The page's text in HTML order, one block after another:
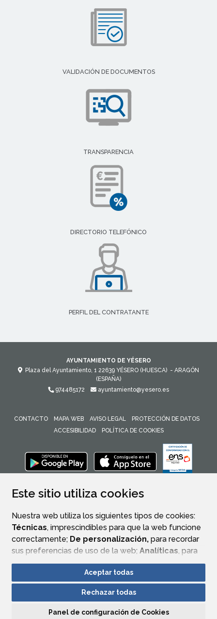
Este sitio utiliza cookies
Nuestra web utiliza los siguientes tipos de cookies:
Técnicas, imprescindibles para que la web funcione
correctamente; De personalización, para recordar
sus preferencias de uso de la web; Analíticas, para
mejorar el funcionamiento de la web y sus servicios.
Si acepta pulsando el botón“Aceptar todas”
consideramos que acepta su uso. Si pulsa el botón
ninguna acción, se guardarán las cookies técnicas
Aceptar todas
Rechazar todas
Panel de configuración de Cookies
VALIDACIÓN DE DOCUMENTOS
TRANSPARENCIA
DIRECTORIO TELEFÓNICO
PERFIL DEL CONTRATANTE
AYUNTAMIENTO DE YÉSERO
Plaza del Ayuntamiento, 1 22639 YÉSERO (HUESCA) - ARAGÓN
(ESPAÑA)
974485172
ayuntamiento@yesero.es
CONTACTO MAPA WEB AVISO LEGAL
PROTECCIÓN DE DATOS
ACCESIBILIDAD
POLÍTICA DE COOKIES